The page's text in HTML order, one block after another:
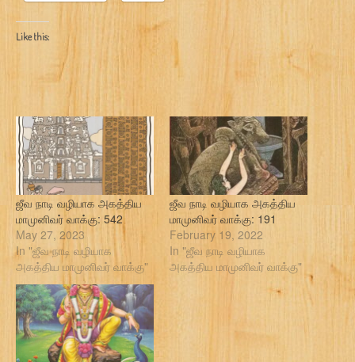
Like this:
ஜீவ நாடி வழியாக அகத்திய
மாமுனிவர் வாக்கு: 542
May 27, 2023
In "ஜீவ நாடி வழியாக
அகத்திய மாமுனிவர் வாக்கு"
ஜீவ நாடி வழியாக அகத்திய
மாமுனிவர் வாக்கு: 191
February 19, 2022
In "ஜீவ நாடி வழியாக
அகத்திய மாமுனிவர் வாக்கு"